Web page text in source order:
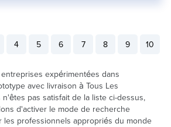
4 5 6 7 8 9 10
expérimentées dans
avec livraison à Tous Les
n'êtes pas satisfait de la liste ci-dessus,
d'activer le mode de recherche
les professionnels appropriés du monde